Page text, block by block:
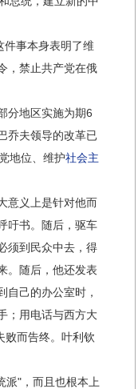
事本身表明了维
，禁止共产党在俄
分地区实施为期6
乔夫领导的改革已
地位、维护社会主
意义上是针对他而
吁书。随后，驱车
须到民众中去，得
。随后，他还发表
己的办公室时，
；用电话与西方大
败而告终。叶利钦
派"，而且也根本上